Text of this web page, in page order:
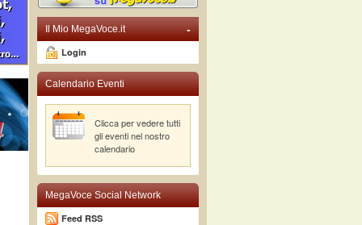
-
Il Mio MegaVoce.it
Login
Calendario Eventi
Clicca per vedere tutti
gli eventi nel nostro
calendario
MegaVoce Social Network
Feed RSS